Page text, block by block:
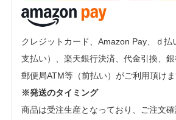
クレジットカード、Amazon Pay、ｄ払
支払い）、楽天銀行決済、代金引換、銀
郵便局ATM等（前払い）がご利用頂けま
※発送のタイミング
商品は受注生産となっており、ご注文